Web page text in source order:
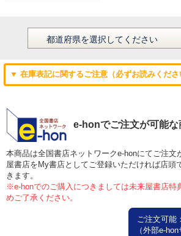
▼ 在庫表記に関するご注意（必ずお読みくださ
e-honでご注文が可能な
本商品は全国書店ネットワークe-honにてご注文
屋書店をMy書店としてご登録いただければ店頭
きます。
※e-honでのご購入につきましては未来屋書店特
めご了承ください。
ご注文可能
（外部e-